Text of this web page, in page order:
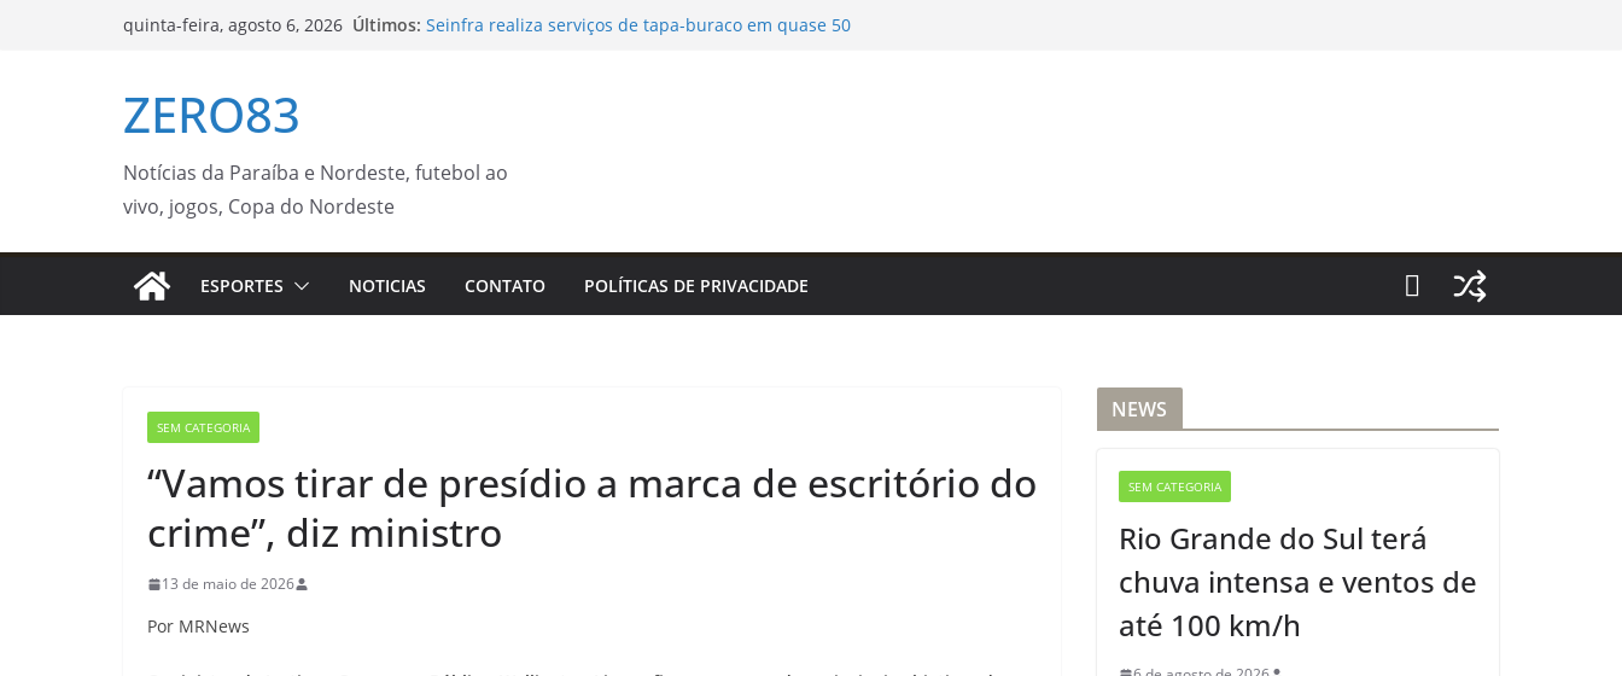
quinta-feira, agosto 6, 2026 Últimos: Seinfra realiza serviços de tapa-buraco em quase 50
música e natureza – Prefeitura da Cidade do Rio de Janeiro
ZERO83
Notícias da Paraíba e Nordeste, futebol ao
vivo, jogos, Copa do Nordeste
ESPORTES NOTICIAS CONTATO POLÍTICAS DE PRIVACIDADE
SEM CATEGORIA
“Vamos tirar de presídio a marca de escritório do
crime”, diz ministro
13 de maio de 2026
Por MRNews
NEWS
SEM CATEGORIA
Rio Grande do Sul terá
chuva intensa e ventos de
até 100 km/h